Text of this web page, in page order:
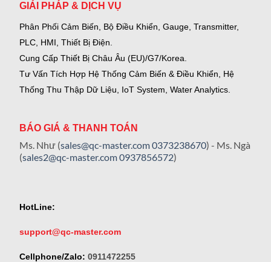
GIẢI PHÁP & DỊCH VỤ
Phân Phối Cảm Biến, Bộ Điều Khiển, Gauge, Transmitter,
PLC, HMI, Thiết Bị Điện.
Cung Cấp Thiết Bị Châu Âu (EU)/G7/Korea.
Tư Vấn Tích Hợp Hệ Thống Cảm Biến & Điều Khiển, Hệ
Thống Thu Thập Dữ Liệu, IoT System, Water Analytics.
BÁO GIÁ & THANH TOÁN
Ms. Như (sales@qc-master.com0373238670) - Ms. Ngà
(sales2@qc-master.com0937856572)
HotLine:
support@qc-master.com
Cellphone/Zalo: 0911472255